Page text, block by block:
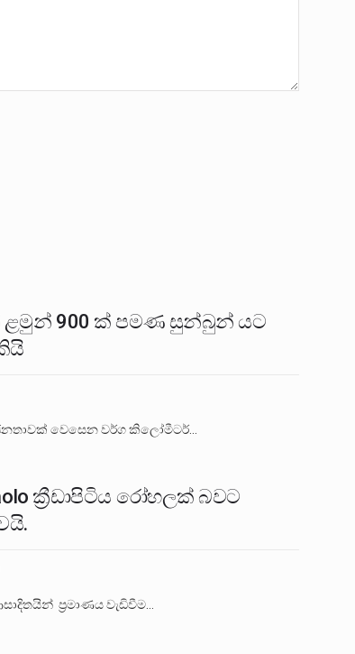
ළමුන් 900 ක් පමණ සුන්බුන් යට
වෙසෙන වර්ග කිලෝමීටර්…
ක්‍රීඩාපිටිය රෝහලක් බවට
ප්‍රමාණය වැඩිවීම…